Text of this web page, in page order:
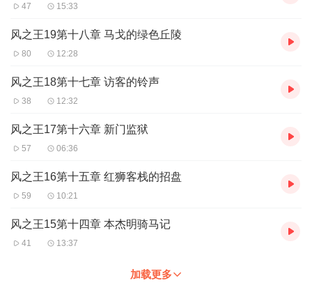
47 15:33
风之王19第十八章 马戈的绿色丘陵
80 12:28
风之王18第十七章 访客的铃声
38 12:32
风之王17第十六章 新门监狱
57 06:36
风之王16第十五章 红狮客栈的招盘
59 10:21
风之王15第十四章 本杰明骑马记
41 13:37
加载更多